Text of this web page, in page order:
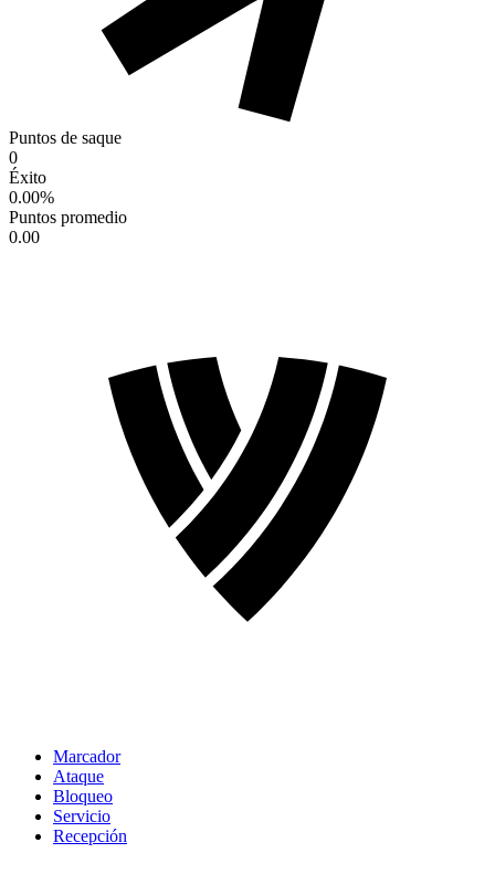
Puntos de saque
0
Éxito
0.00%
Puntos promedio
0.00
Marcador
Ataque
Bloqueo
Servicio
Recepción